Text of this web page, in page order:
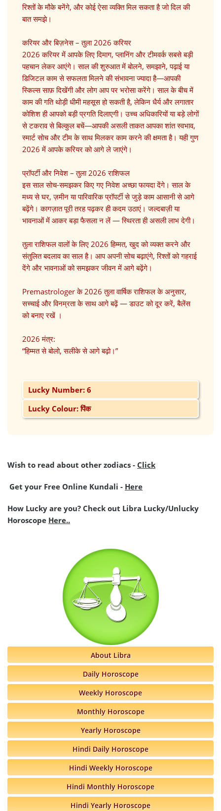
About Libra
Daily Horoscope
Weekly Horoscope
Monthly Horoscope
Yearly Horoscope
Hindi Daily Horoscope
Hindi Weekly Horoscope
Hindi Monthly Horoscope
Hindi Yearly Horoscope
रिश्तों के मौके बनेंगे, और कोई ऐसा व्यक्ति मिल सकता है जो दिल की
बात समझे।
करियर और बिज़नेस – तुला 2026 करियर
2026 करियर में आपके लिए दिमाग, प्लानिंग और टीमवर्क सबसे बड़ी
पहचान लेकर आएंगे। साल की शुरुआत में बोलने, समझाने, पढ़ाई या
डिजिटल काम से सफलता मिलने की संभावना ज्यादा है—आपकी
स्किल्स साफ़ दिखेंगी और लोग आप पर भरोसा करेंगे। साल के बीच में
काम की गति थोड़ी धीमी महसूस हो सकती है, लेकिन धैर्य और लगातार
कोशिश ही आपको बड़ी प्रगति दिलाएगी। उच्च अधिकारियों या बड़े लोगों
से टकराव से बिल्कुल बचें—आपकी असली ताकत आपका शांत स्वभाव,
स्मार्ट सोच और टीम के साथ मिलकर काम करने की क्षमता है। यही गुण
2026 में आपके करियर को आगे ले जाएंगे।
प्रॉपर्टी और निवेश – तुला 2026 राशिफल
इस साल सोच-समझकर किए गए निवेश अच्छा फायदा देंगे। साल के
मध्य से घर, ज़मीन या पारिवारिक प्रॉपर्टी से जुड़े काम आसानी से आगे
बढ़ेंगे। कागज़ात पूरी तरह पढ़कर ही कदम उठाएं। जल्दबाज़ी या
भावनाओं में आकर बड़ा फैसला न लें — स्थिरता ही असली लाभ देगी।
तुला राशिफल वालों के लिए 2026 हिम्मत, खुद को व्यक्त करने और
संतुलित बदलाव का साल है। आप अपनी सोच बढ़ाएंगे, रिश्तों को गहराई
देंगे और भावनाओं को समझकर जीवन में आगे बढ़ेंगे।
Premastrologer के 2026 तुला वार्षिक राशिफल के अनुसार,
सच्चाई और विनम्रता के साथ आगे बढ़ें — डाउट को दूर करें, बैलेंस
को बनाए रखें ।
2026 मंत्र:
“हिम्मत से बोलो, सलीके से आगे बढ़ो।”
Lucky Number: 6
Lucky Colour: पिंक
Wish to read about other zodiacs - Click
Get your Free Online Kundali - Here
How Lucky are you? Check out Libra Lucky/Unlucky
Horoscope Here..